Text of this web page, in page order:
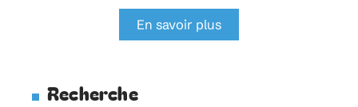
En savoir plus
Recherche